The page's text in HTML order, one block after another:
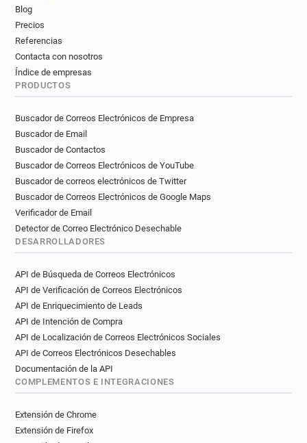
Blog
Precios
Referencias
Contacta con nosotros
Índice de empresas
PRODUCTOS
Buscador de Correos Electrónicos de Empresa
Buscador de Email
Buscador de Contactos
Buscador de Correos Electrónicos de YouTube
Buscador de correos electrónicos de Twitter
Buscador de Correos Electrónicos de Google Maps
Verificador de Email
Detector de Correo Electrónico Desechable
DESARROLLADORES
API de Búsqueda de Correos Electrónicos
API de Verificación de Correos Electrónicos
API de Enriquecimiento de Leads
API de Intención de Compra
API de Localización de Correos Electrónicos Sociales
API de Correos Electrónicos Desechables
Documentación de la API
COMPLEMENTOS E INTEGRACIONES
Extensión de Chrome
Extensión de Firefox